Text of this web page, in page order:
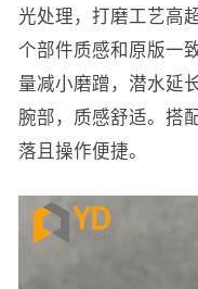
光处理，打磨工艺高
个部件质感和原版一
量减小磨蹭，潜水延
腕部，质感舒适。搭
落且操作便捷。